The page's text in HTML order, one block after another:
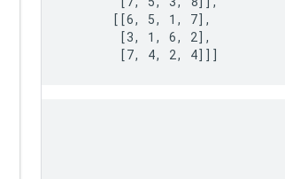
       [[6, 5, 1, 7],
        [3, 1, 6, 2],
        [7, 4, 2, 4]]]